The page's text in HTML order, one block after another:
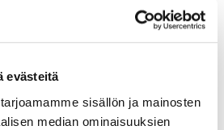
evästeitä
sisällön ja mainosten
median ominaisuuksien